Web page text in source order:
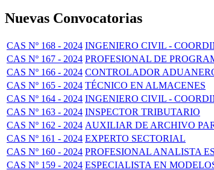
Nuevas Convocatorias
CAS Nº 168 - 2024 INGENIERO CIVIL -
CAS Nº 167 - 2024 PROFESIONAL DE
CAS Nº 166 - 2024 CONTROLADOR
CAS Nº 165 - 2024 TÉCNICO EN ALMACENES
CAS Nº 164 - 2024 INGENIERO CIVIL -
CAS Nº 163 - 2024 INSPECTOR TRIBUTARIO
CAS Nº 162 - 2024 AUXILIAR DE ARCHIVO
CAS Nº 161 - 2024 EXPERTO SECTORIAL
CAS Nº 160 - 2024 PROFESIONAL ANALISTA
CAS Nº 159 - 2024 ESPECIALISTA EN